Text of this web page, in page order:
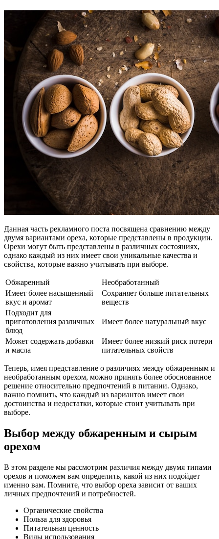
Данная часть рекламного поста посвящена сравнению между
двумя вариантами ореха, которые представлены в продукции.
Орехи могут быть представлены в различных состояниях,
однако каждый из них имеет свои уникальные качества и
свойства, которые важно учитывать при выборе.
Обжаренный
Необработанный
Имеет более насыщенный
вкус и аромат
Сохраняет больше питательных
веществ
Подходит для
приготовления различных
блюд
Имеет более натуральный вкус
Может содержать добавки
и масла
Имеет более низкий риск потери
питательных свойств
Теперь, имея представление о различиях между обжаренным и
необработанным орехом, можно принять более обоснованное
решение относительно предпочтений в питании. Однако,
важно помнить, что каждый из вариантов имеет свои
достоинства и недостатки, которые стоит учитывать при
выборе.
Выбор между обжаренным и сырым
орехом
В этом разделе мы рассмотрим различия между двумя типами
орехов и поможем вам определить, какой из них подойдет
именно вам. Помните, что выбор ореха зависит от ваших
личных предпочтений и потребностей.
Органические свойства
Польза для здоровья
Питательная ценность
Виды использования